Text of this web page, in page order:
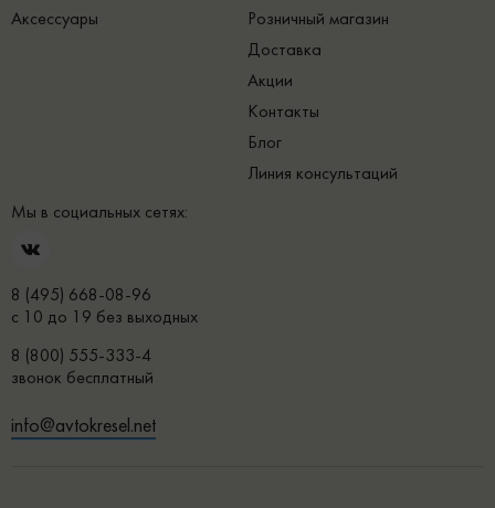
Аксессуары
Розничный магазин
Доставка
Акции
Контакты
Блог
Линия консультаций
Мы в социальных сетях:
8 (495) 668-08-96
с 10 до 19 без выходных
8 (800) 555-333-4
звонок бесплатный
info@avtokresel.net